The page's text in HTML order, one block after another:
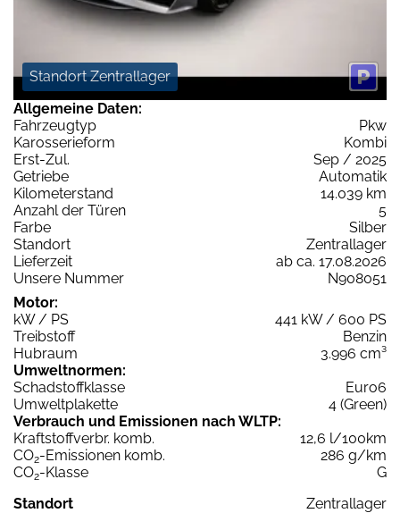
Standort Zentrallager
Allgemeine Daten:
Fahrzeugtyp
Pkw
Karosserieform
Kombi
Erst-Zul.
Sep / 2025
Getriebe
Automatik
Kilometerstand
14.039 km
Anzahl der Türen
5
Farbe
Silber
Standort
Zentrallager
Lieferzeit
ab ca. 17.08.2026
Unsere Nummer
N908051
Motor:
kW / PS
441 kW / 600 PS
Treibstoff
Benzin
Hubraum
3.996 cm³
Umweltnormen:
Schadstoffklasse
Euro6
Umweltplakette
4 (Green)
Verbrauch und Emissionen nach WLTP:
Kraftstoffverbr. komb.
12,6 l/100km
CO2-Emissionen komb.
286 g/km
CO2-Klasse
G
Standort
Zentrallager